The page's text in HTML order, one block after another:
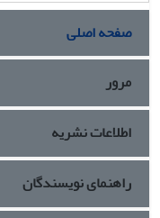
صفحه اصلی
مرور
اطلاعات نشریه
راهنمای نویسندگان